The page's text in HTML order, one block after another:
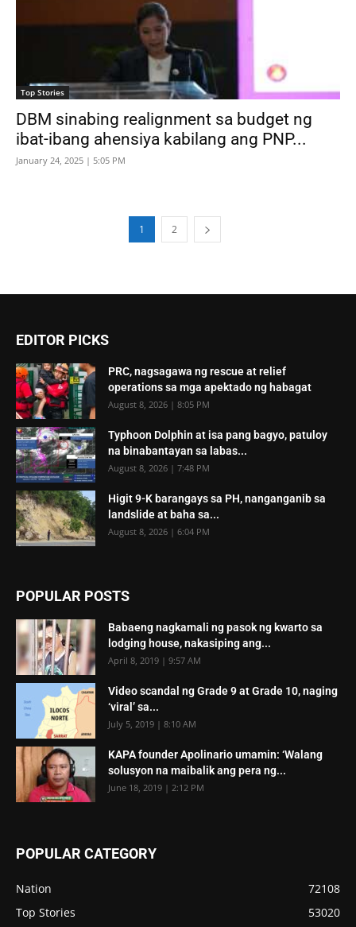
Top Stories
DBM sinabing realignment sa budget ng
ibat-ibang ahensiya kabilang ang PNP...
January 24, 2025 | 5:05 PM
1 2
EDITOR PICKS
PRC, nagsagawa ng rescue at relief
operations sa mga apektado ng habagat
August 8, 2026 | 8:05 PM
Typhoon Dolphin at isa pang bagyo, patuloy
na binabantayan sa labas...
August 8, 2026 | 7:48 PM
Higit 9-K barangays sa PH, nanganganib sa
landslide at baha sa...
August 8, 2026 | 6:04 PM
POPULAR POSTS
Babaeng nagkamali ng pasok ng kwarto sa
lodging house, nakasiping ang...
April 8, 2019 | 9:57 AM
Video scandal ng Grade 9 at Grade 10, naging
‘viral’ sa...
July 5, 2019 | 8:10 AM
KAPA founder Apolinario umamin: ‘Walang
solusyon na maibalik ang pera ng...
June 18, 2019 | 2:12 PM
POPULAR CATEGORY
Nation
72108
Top Stories
53020